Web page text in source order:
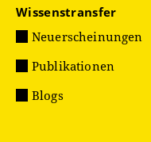
Wissenstransfer
Neuerscheinungen
Publikationen
Blogs